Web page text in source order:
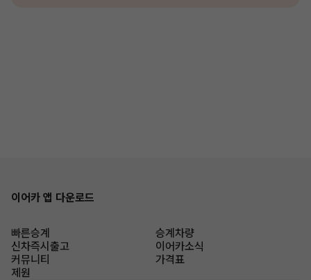
이어카 앱 다운로드
빠른승계
승계차량
신차즉시출고
이어카소식
커뮤니티
가격표
제원